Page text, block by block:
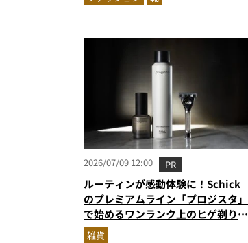
2026/07/09 12:00 PR
ルーティンが感動体験に！Schick
のプレミアムライン「プロジスタ」
で始めるワンランク上のヒゲ剃り習
慣
雑貨